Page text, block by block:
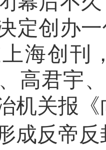
定创办
上海创
高君宇
机关报
成反帝